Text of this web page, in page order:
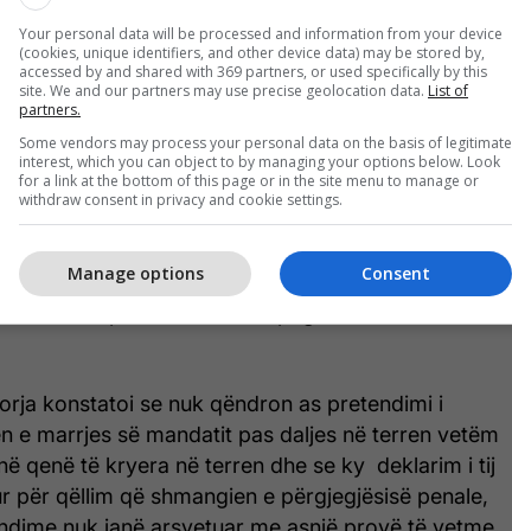
për “Bechtel & Enka”, gjykata ka vërtetuar
duke vepruar sipas kërkesës së
2021, më 19 shkurt 2021 ka dorëzuar
të pagesave për Bechtel & Enka për
MI.
kjo provë gjykata ka vërtetuar faktin se pagesat
dhe 2016 që janë realizuar në llogari të
në vlerë më shumë se gjysma e vlerës së
se nuk qëndrojnë pretendimet e Lekajt që
kanë pasur vonesa në pagesat e faturave në
konstatoi se nuk qëndron as pretendimi i
e marrjes së mandatit pas daljes në terren vetëm
qenë të kryera në terren dhe se ky deklarim i tij
për qëllim që shmangien e përgjegjësisë penale,
Your personal data will be processed and information from your device
(cookies, unique identifiers, and other device data) may be stored by,
accessed by and shared with 369 partners, or used specifically by this
site. We and our partners may use precise geolocation data. List of
partners.
Some vendors may process your personal data on the basis of legitimate
interest, which you can object to by managing your options below. Look
for a link at the bottom of this page or in the site menu to manage or
withdraw consent in privacy and cookie settings.
Consent
Manage options